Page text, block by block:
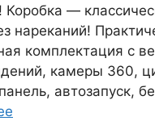
—
нареканий!
комплектация с
камеры 360,
автозапуск,